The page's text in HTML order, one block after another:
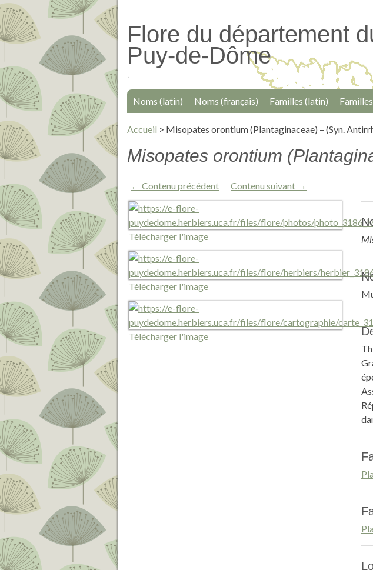
Passer
au
contenu
Flore du département
Puy-de-Dôme
Noms (latin) Noms (français) Familles (latin)
Accueil > Misopates orontium (Plantaginaceae) – (Syn.
Misopates orontium
← Contenu précédent Contenu suivant →
Télécharger l'image
Télécharger l'image
Télécharger l'image